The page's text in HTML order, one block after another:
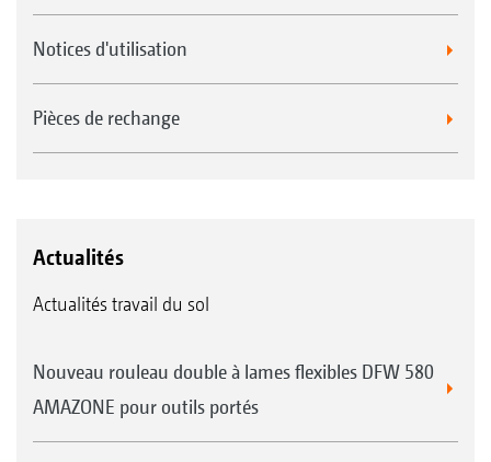
Notices d'utilisation
Pièces de rechange
Actualités
Actualités travail du sol
Nouveau rouleau double à lames flexibles DFW 580
AMAZONE pour outils portés